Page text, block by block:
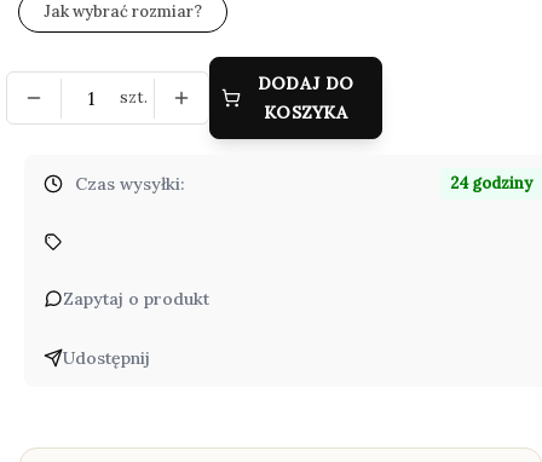
Jak wybrać rozmiar?
szt.
DODAJ DO
KOSZYKA
Czas wysyłki: 24 godziny
Zapytaj o produkt
Udostępnij